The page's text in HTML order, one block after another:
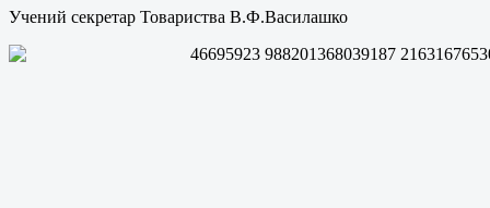
Учений секретар Товариства В.Ф.Василашко